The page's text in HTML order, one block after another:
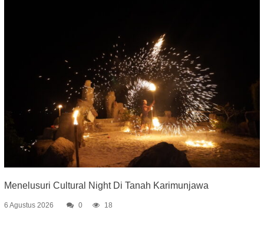
Menelusuri Cultural Night Di Tanah Karimunjawa
6 Agustus 2026 0 18